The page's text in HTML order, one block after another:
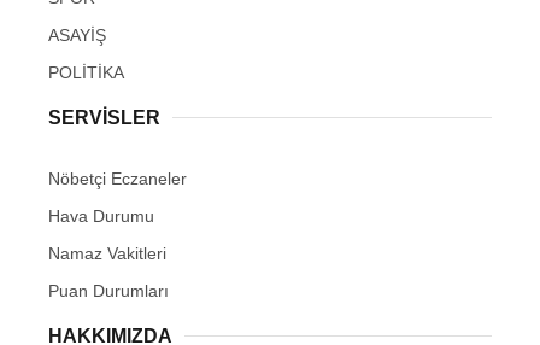
ASAYİŞ
POLİTİKA
SERVİSLER
Nöbetçi Eczaneler
Hava Durumu
Namaz Vakitleri
Puan Durumları
HAKKIMIZDA